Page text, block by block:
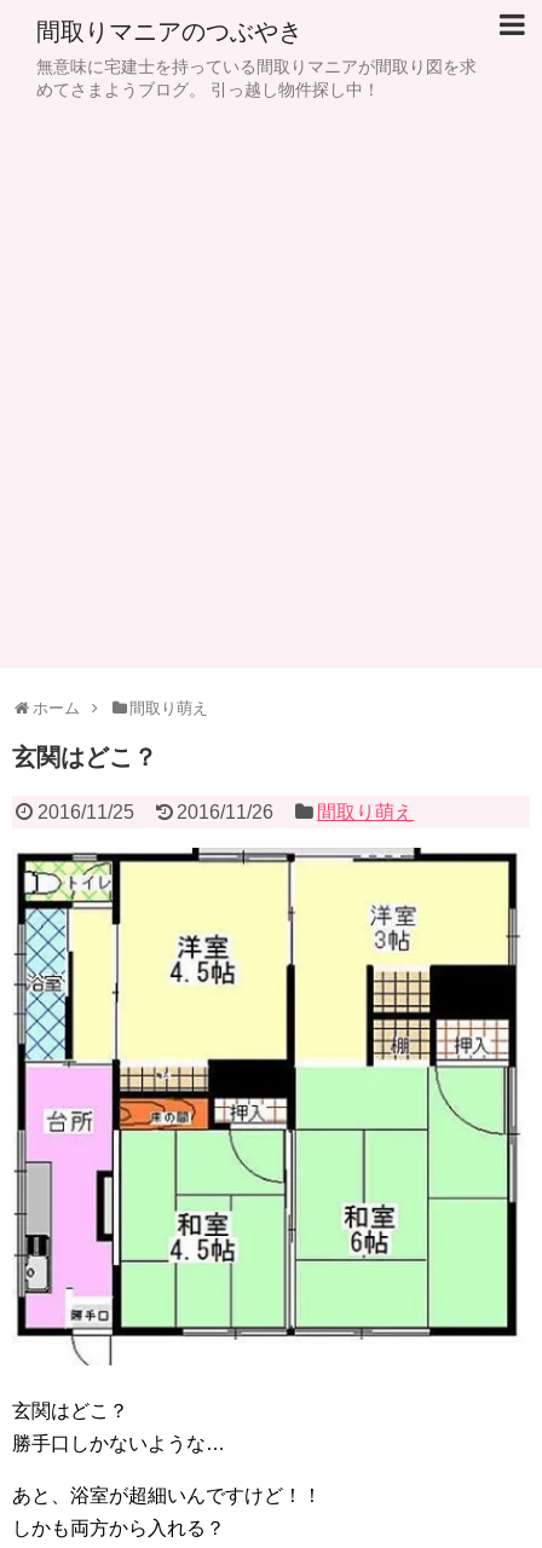
間取りマニアのつぶやき
無意味に宅建士を持っている間取りマニアが間取り図を求
めてさまようブログ。 引っ越し物件探し中！
ホーム 間取り萌え
玄関はどこ？
2016/11/25 2016/11/26 間取り萌え
玄関はどこ？
勝手口しかないような…
あと、浴室が超細いんですけど！！
しかも両方から入れる？